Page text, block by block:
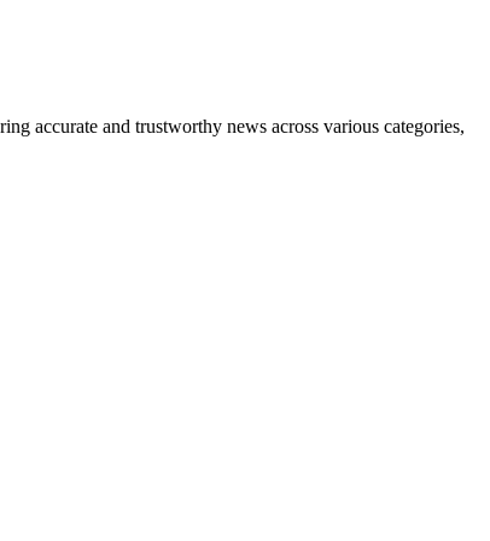
accurate and trustworthy news across various categories,